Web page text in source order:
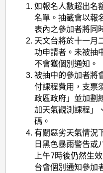
如報名人數超出名
名單。抽籤會以報
表內之參加者將同
天文台將於十一月
功申請者。未被抽
不會獲個別通知。
被抽中的參加者將
付課程費用，支票
政區政府」並加劃
加天氣觀測課程」
碼。
有關惡劣天氣情況
日黑色暴雨警告或
上午7時後仍然生
台會個別通知參加